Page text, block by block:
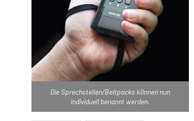
Die Sprechstellen/Beltpacks können nun
individuell benannt werden.